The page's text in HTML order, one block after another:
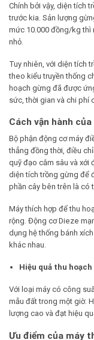
Chính bởi vậy, diện tích
trước kia. Sản lượng
mức 10.000 đồng/kg thì
nhỏ.
Tuy nhiên, với diện tích
theo kiểu truyền thống
hoạch gừng đã được
sức, thời gian và chi phí
Cách vận hành
Bộ phận động cơ máy
thẳng đồng thời, điều
quỹ đạo cắm sâu và xới
diện tích trồng gừng để
phần cây bên trên là có
Máy thích hợp để thu
rộng. Động cơ Dieze
dụng hệ thống bánh
khác nhau.
Hiệu quả thu hoạch
Với loại máy có công
mẫu đất trong một giờ.
lượng cao và đạt hiệu
Ưu điểm của máy